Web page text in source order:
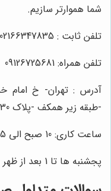
شما هموارتر سازیم.
تلفن ثابت : 02166347835
تلفن همراه: 09126725681
-طبقه زیر همکف -پلاک 30
ساعت کاری: 10 صبح الی 5 بعد از ظهر
پجشنبه ها تا 1 بعد از ظهر و جمعه ها تعطیل می باشد